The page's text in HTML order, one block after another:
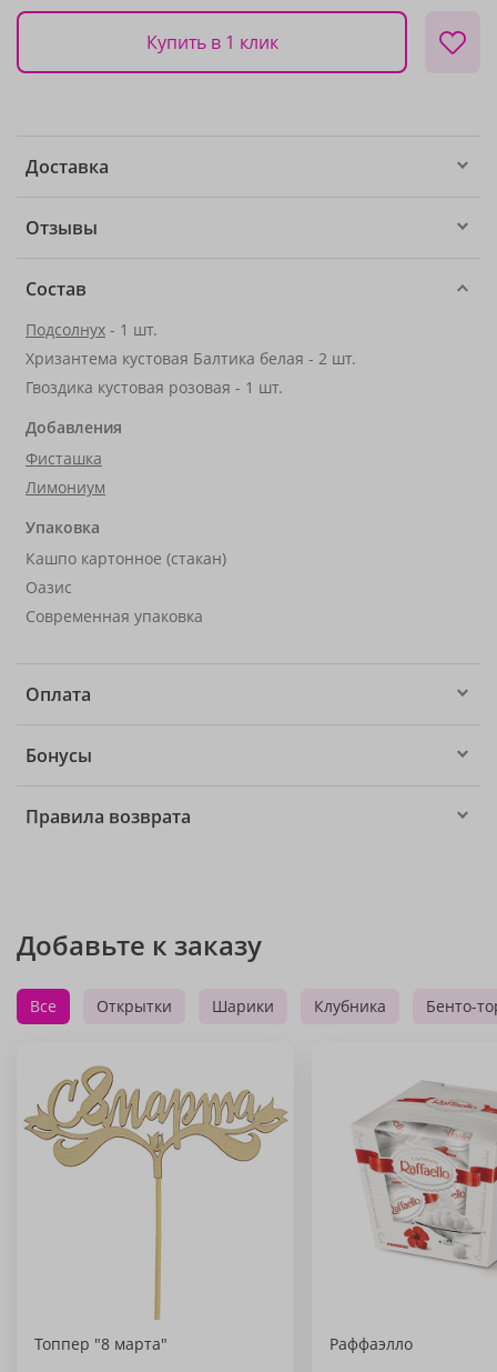
Купить в 1 клик
Доставка
Отзывы
Состав
Подсолнух - 1 шт.
Хризантема кустовая Балтика белая - 2 шт.
Гвоздика кустовая розовая - 1 шт.
Добавления
Фисташка
Лимониум
Упаковка
Кашпо картонное (стакан)
Оазис
Современная упаковка
Оплата
Бонусы
Правила возврата
Добавьте к заказу
Все Открытки Шарики Клубника Бенто-
Топпер "8 марта" Раффаэлло